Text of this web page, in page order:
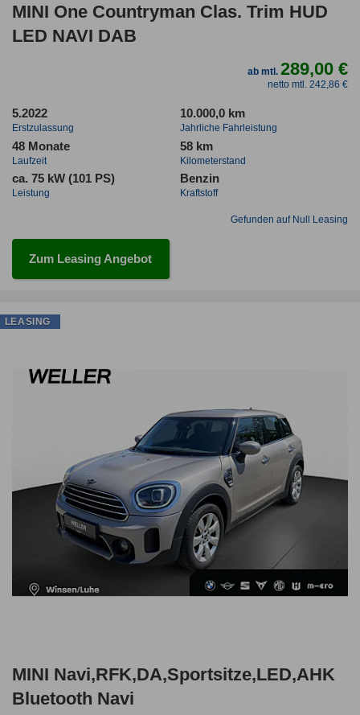
MINI One Countryman Clas. Trim HUD
LED NAVI DAB
ab mtl.289,00 €
netto mtl. 242,86 €
5.2022
Erstzulassung
10.000,0 km
Jahrliche Fahrleistung
48 Monate
Laufzeit
58 km
Kilometerstand
ca. 75 kW (101 PS)
Leistung
Benzin
Kraftstoff
Gefunden auf Null Leasing
Zum Leasing Angebot
MINI Navi,RFK,DA,Sportsitze,LED,AHK
Bluetooth Navi
LEASING